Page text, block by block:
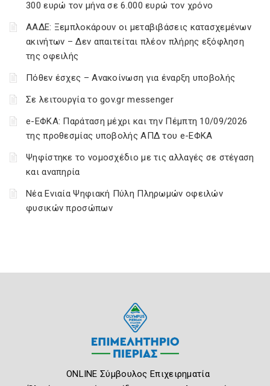
300 ευρώ τον μήνα σε 6.000 ευρώ τον χρόνο
ΑΑΔΕ: Ξεμπλοκάρουν οι μεταβιβάσεις κατασχεμένων
ακινήτων – Δεν απαιτείται πλέον πλήρης εξόφληση
της οφειλής
Πόθεν έσχες – Ανακοίνωση για έναρξη υποβολής
Σε λειτουργία το gov.gr messenger
e-ΕΦΚΑ: Παράταση μέχρι και την Πέμπτη 10/09/2026
της προθεσμίας υποβολής ΑΠΔ του e-ΕΦΚΑ
Ψηφίστηκε το νομοσχέδιο με τις αλλαγές σε στέγαση
και αναπηρία
Νέα Ενιαία Ψηφιακή Πύλη Πληρωμών οφειλών
φυσικών προσώπων
ONLINE Σύμβουλος Επιχειρηματία